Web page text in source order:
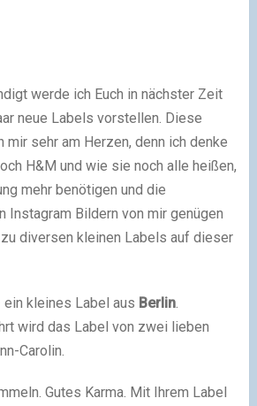
werde ich Euch in nächster Zeit
neue Labels vorstellen. Diese
sehr am Herzen, denn ich denke
H&M und wie sie noch alle heißen,
mehr benötigen und die
Instagram Bildern von mir genügen
diversen kleinen Labels auf dieser
kleines Label aus Berlin.
wird das Label von zwei lieben
Carolin.
Gutes Karma. Mit Ihrem Label